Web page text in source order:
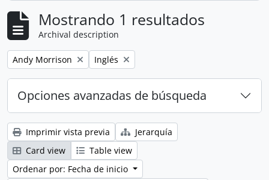
Mostrando 1 resultados
Archival description
Remove filter:
Andy Morrison Remove filter:
Inglés
Opciones avanzadas de búsqueda
Imprimir vista previa
Jerarquía
Card view
Table view
Ordenar por: Fecha de inicio